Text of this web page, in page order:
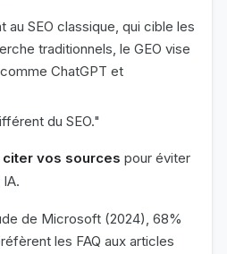
au SEO classique, qui cible les
traditionnels, le GEO vise
ChatGPT et
du SEO."
citer vos sources pour éviter
de Microsoft (2024), 68%
les FAQ aux articles